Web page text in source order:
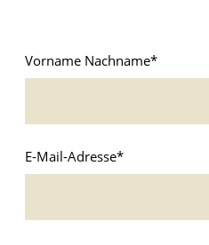
Vorname Nachname*
E-Mail-Adresse*